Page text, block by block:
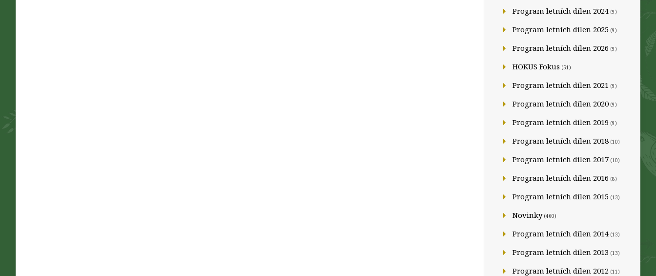
Program letních dílen 2024 (9)
Program letních dílen 2025 (9)
Program letních dílen 2026 (9)
HOKUS Fokus (51)
Program letních dílen 2021 (9)
Program letních dílen 2020 (9)
Program letních dílen 2019 (9)
Program letních dílen 2018 (10)
Program letních dílen 2017 (10)
Program letních dílen 2016 (8)
Program letních dílen 2015 (13)
Novinky(460)
Program letních dílen 2014 (13)
Program letních dílen 2013 (13)
Program letních dílen 2012 (11)